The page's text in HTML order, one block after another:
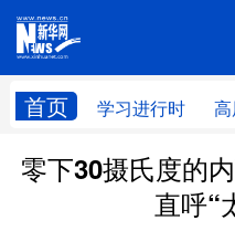
首页 学习进行时
学习进行时 高层
财经
零下30摄氏度的
直呼“